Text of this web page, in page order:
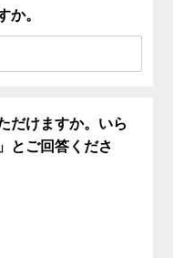
か。
だけますか。いら
とご回答くださ